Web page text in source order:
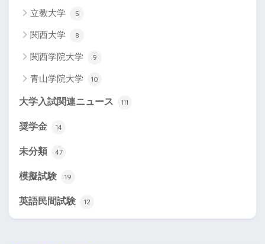
立教大学 5
関西大学 8
関西学院大学 9
青山学院大学 10
大学入試関連ニュース 111
奨学金 14
未分類 47
模擬試験 19
英語民間試験 12